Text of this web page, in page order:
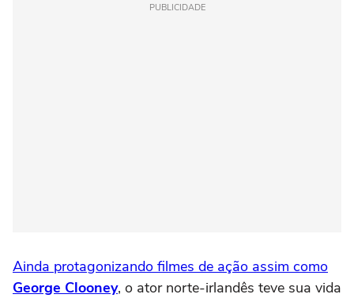
PUBLICIDADE
Ainda protagonizando filmes de ação assim como
George Clooney, o ator norte-irlandês teve sua vida